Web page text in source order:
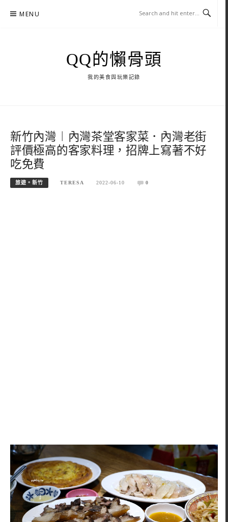
MENU
QQ的懶骨頭
我的美食與玩樂記錄
新竹內灣︱內灣茶堂客家菜．內灣老街
評價極高的客家料理，招牌上寫著不好
吃免費
旅遊。新竹 TERESA 2022-06-10 0